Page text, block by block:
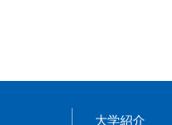
大学紹介